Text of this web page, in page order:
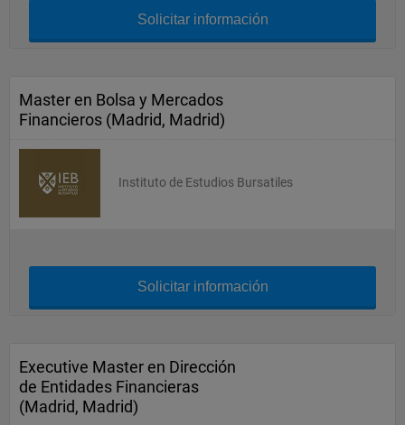
Solicitar información
Master en Bolsa y Mercados
Financieros (Madrid, Madrid)
Instituto de Estudios Bursatiles
Solicitar información
Executive Master en Dirección
de Entidades Financieras
(Madrid, Madrid)